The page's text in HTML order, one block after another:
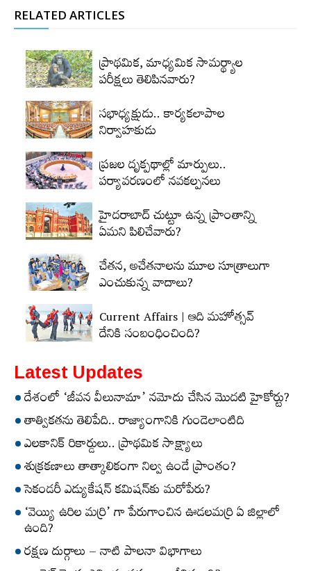
RELATED ARTICLES
ప్రాథమిక, మాధ్యమిక సామర్థ్యాల
పరీక్షలు తెలిపినవారు?
సభాధ్యక్షుడు.. కార్యకలాపాల
నిర్వాహకుడు
ప్రజల దృక్పథాల్లో మార్పులు..
పర్యావరణంలో నవకల్పనలు
హైదరాబాద్‌ చుట్టూ ఉన్న ప్రాంతాన్ని
ఏమని పిలిచేవారు?
చేతన, అచేతనాలను మూల సూత్రాలుగా
ఎంచుకున్న వాదాలు?
Current Affairs | ఆది మహోత్సవ్‌
దేనికి సంబంధించింది?
Latest Updates
దేశంలో ‘జీవన వీలునామా’ నమోదు చేసిన మొదటి హైకోర్టు?
తాత్వికతను తెలిపేది.. రాజ్యాంగానికి గుండెలాంటిది
ఎలకానిక్‌ రికార్డులు.. ప్రాథమిక సాక్ష్యాలు
శుక్రకణాలు తాత్కాలికంగా నిల్వ ఉండే ప్రాంతం?
సెకండరీ ఎడ్యుకేషన్‌ కమిషన్‌కు మరోపేరు?
‘వెయ్యి ఉరిల మర్రి’ గా పేరుగాంచిన ఊడలమర్రి ఏ జిల్లాలో
ఉంది?
రక్షణ దుర్గాలు – నాటి పాలనా విభాగాలు